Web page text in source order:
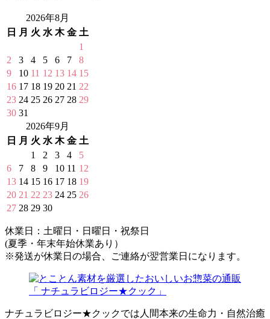
2026年8月
日
月 火 水 木 金 土
1
2
3 4 5 6 7
8
9
10 11 12 13 14 15
16 17 18 19 20 21 22
23 24 25 26 27 28 29
30 31
2026年9月
日
月 火 水 木 金 土
1
2 3 4
5
6
7 8 9 10 11 12
13 14 15 16 17 18 19
20 21 22 23 24 25 26
27 28 29 30
休業日：土曜日・日曜日・祝祭日
(夏季・年末年始休業あり）
※発送が休業日の場合、ご連絡が翌営業日になります。
ナチュラビロジー★クックでは人間本来の生命力・自然治癒